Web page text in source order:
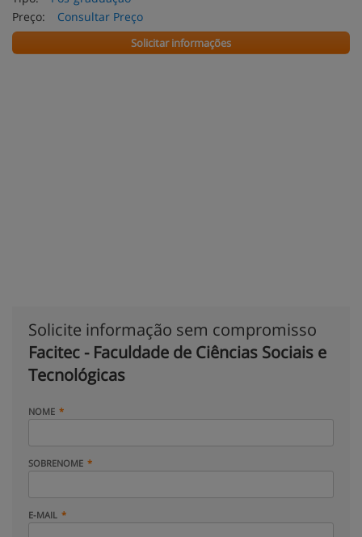
Preço:
Consultar Preço
Solicitar informações
Solicite informação sem compromisso
Facitec - Faculdade de Ciências Sociais e
Tecnológicas
NOME
SOBRENOME
E-MAIL